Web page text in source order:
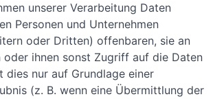
unserer Verarbeitung Daten
Personen und Unternehmen
oder Dritten) offenbaren, sie an
ihnen sonst Zugriff auf die Daten
dies nur auf Grundlage einer
(z. B. wenn eine Übermittlung der